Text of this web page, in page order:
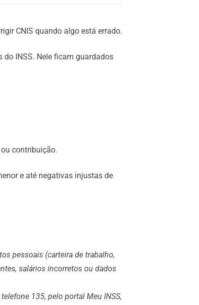
CNIS quando algo está errado.
do INSS. Nele ficam guardados
contribuição.
e até negativas injustas de
pessoais (carteira de trabalho,
salários incorretos ou dados
135, pelo portal Meu INSS,